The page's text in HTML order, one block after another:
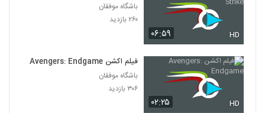
۰۶:۵۹ HD
باشگاه موفقان
۲۶۰ بازدید
۰۲:۲۵ HD
فیلم اکشن Avengers: Endgame
باشگاه موفقان
۳۰۶ بازدید